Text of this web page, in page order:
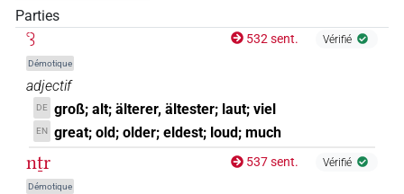
Parties
ꜥꜣ
Démotique
532 sent. Vérifié
adjectif
DE groß; alt; älterer, ältester; laut; viel
EN great; old; older; eldest; loud; much
nṯr
Démotique
537 sent. Vérifié